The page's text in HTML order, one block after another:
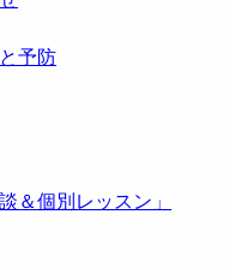
予防
＆個別レッスン」